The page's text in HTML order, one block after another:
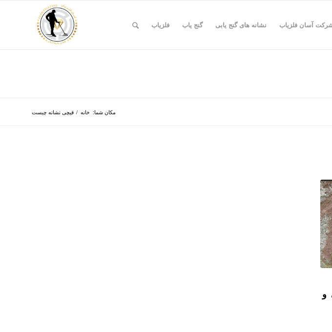
آسان فلزیاب نشانه های گنج یابی گنج یاب فلزیاب
مکان شما: خانه / قیچی نشانه چیست
و